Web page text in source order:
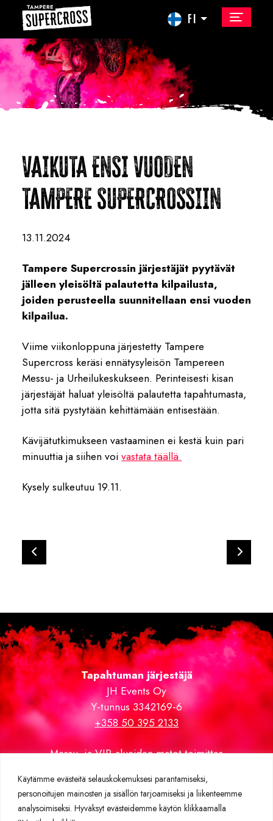
Käytämme evästeitä selauskokemuksesi parantamiseksi,
personoitujen mainosten ja sisällön tarjoamiseksi ja liikenteemme
analysoimiseksi. Hyväksyt evästeidemme käytön klikkaamalla
FI
VAIKUTA ENSI VUODEN
TAMPERE SUPERCROSSIIN
13.11.2024
Tampere Supercrossin järjestäjät pyytävät
jälleen yleisöltä palautetta kilpailusta,
joiden perusteella suunnitellaan ensi vuoden
kilpailua.
Viime viikonloppuna järjestetty Tampere
Supercross keräsi ennätysyleisön Tampereen
Messu- ja Urheilukeskukseen. Perinteisesti kisan
järjestäjät haluat yleisöltä palautetta tapahtumasta,
jotta sitä pystytään kehittämään entisestään.
Kävijätutkimukseen vastaaminen ei kestä kuin pari
minuuttia ja siihen voivastata täällä.
Kysely sulkeutuu 19.11.
Tapahtuman järjestäjä
JH Events Oy
Y-tunnus 3342169-6
+358 50 395 2133
Messu- ja VIP-alueiden matot toimittaa
Lisätietoja
Rekisteriseloste